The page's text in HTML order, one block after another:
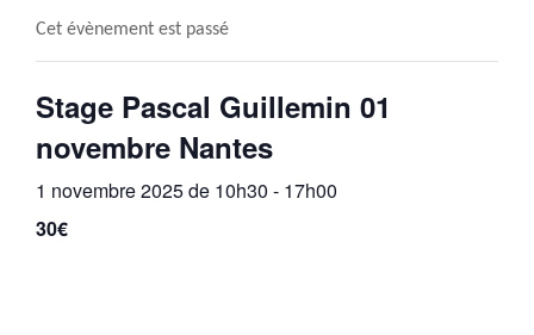
Cet évènement est passé
Stage Pascal Guillemin 01
novembre Nantes
1 novembre 2025 de 10h30 - 17h00
30€